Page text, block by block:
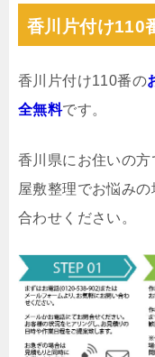
香川片付け110
香川片付け110番の
全無料です。
香川県にお住いの方
屋敷整理でお悩み
合わせください。